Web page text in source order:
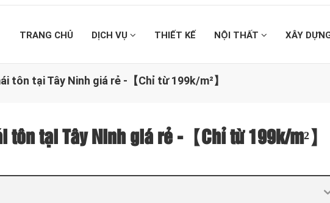
TRANG CHỦ DỊCH VỤ THIẾT KẾ NỘI THẤT XÂY
tôn tại Tây Ninh giá rẻ -【Chỉ từ 199k/m²】
tại Tây Ninh giá rẻ -【Chỉ từ 199k/m²】